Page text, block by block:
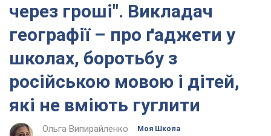
через гроші". Викладач
географії – про ґаджети у
школах, боротьбу з
російською мовою і дітей,
які не вміють гуглити
Ольга Випирайленко Моя Школа